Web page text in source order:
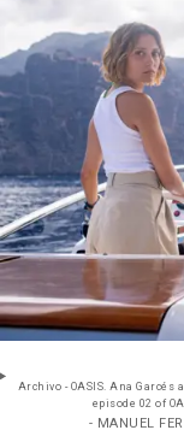
Archivo - OASIS. Ana
- MANUEL